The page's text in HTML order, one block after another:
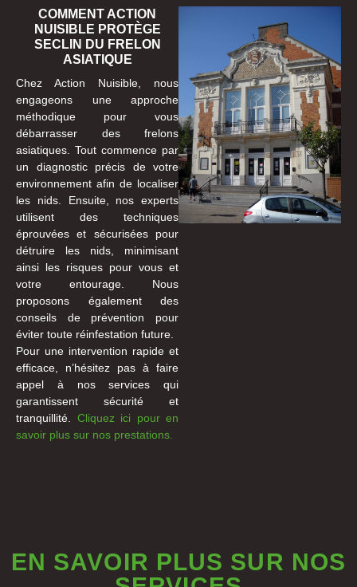
COMMENT ACTION
NUISIBLE PROTÈGE
SECLIN DU FRELON
ASIATIQUE
Chez Action Nuisible, nous
engageons une approche
méthodique pour vous
débarrasser des frelons
asiatiques. Tout commence par
un diagnostic précis de votre
environnement afin de localiser
les nids. Ensuite, nos experts
utilisent des techniques
éprouvées et sécurisées pour
détruire les nids, minimisant
ainsi les risques pour vous et
votre entourage. Nous
proposons également des
conseils de prévention pour
éviter toute réinfestation future.
Pour une intervention rapide et
efficace, n’hésitez pas à faire
appel à nos services qui
garantissent sécurité et
tranquillité. Cliquez ici pour en
savoir plus sur nos prestations.
EN SAVOIR PLUS SUR NOS